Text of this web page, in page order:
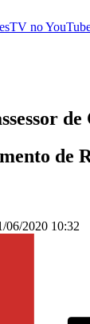
no
de
06/2020 10:32